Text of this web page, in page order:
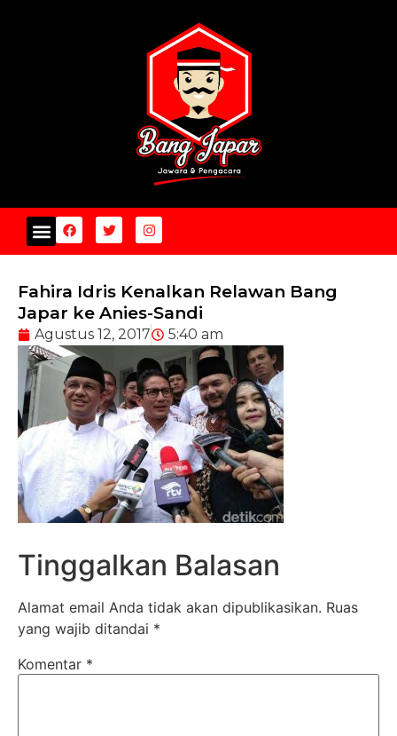
Fahira Idris Kenalkan Relawan Bang
Japar ke Anies-Sandi
Agustus 12, 2017 5:40 am
Tinggalkan Balasan
Alamat email Anda tidak akan dipublikasikan. Ruas
yang wajib ditandai *
Komentar *